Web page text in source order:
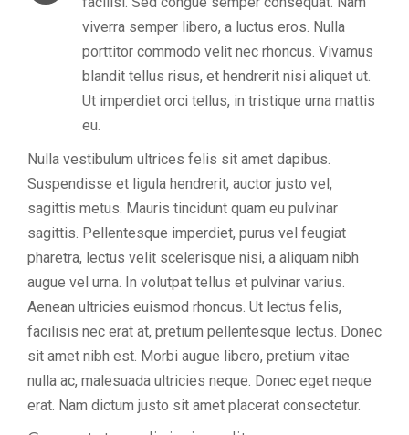
viverra semper libero, a luctus eros. Nulla
porttitor commodo velit nec rhoncus. Vivamus
blandit tellus risus, et hendrerit nisi aliquet ut.
Ut imperdiet orci tellus, in tristique urna mattis
eu.
Nulla vestibulum ultrices felis sit amet dapibus.
Suspendisse et ligula hendrerit, auctor justo vel,
sagittis metus. Mauris tincidunt quam eu pulvinar
sagittis. Pellentesque imperdiet, purus vel feugiat
pharetra, lectus velit scelerisque nisi, a aliquam nibh
augue vel urna. In volutpat tellus et pulvinar varius.
Aenean ultricies euismod rhoncus. Ut lectus felis,
facilisis nec erat at, pretium pellentesque lectus. Donec
sit amet nibh est. Morbi augue libero, pretium vitae
nulla ac, malesuada ultricies neque. Donec eget neque
erat. Nam dictum justo sit amet placerat consectetur.